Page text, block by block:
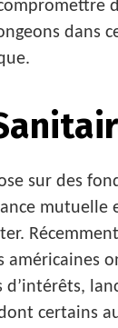
dans
sur des
américaines
certains